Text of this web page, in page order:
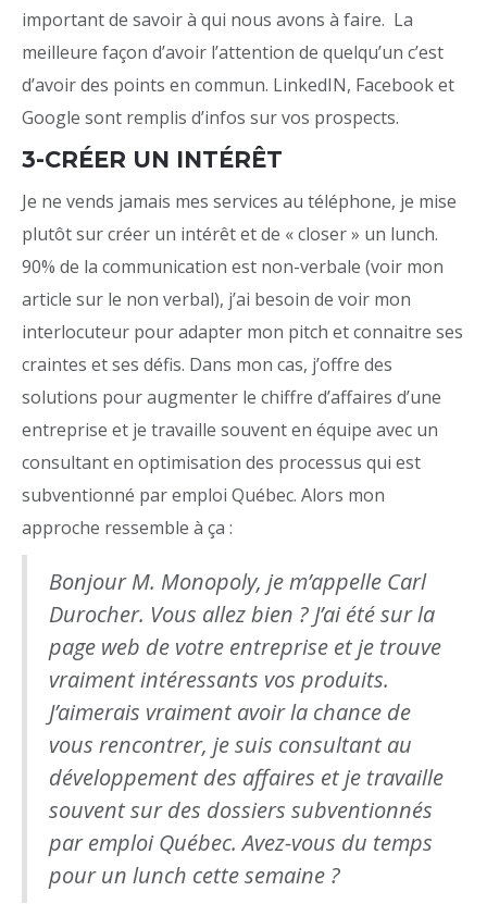
important de savoir à qui nous avons à faire. La
meilleure façon d’avoir l’attention de quelqu’un c’est
d’avoir des points en commun. LinkedIN, Facebook et
Google sont remplis d’infos sur vos prospects.
3-CRÉER UN INTÉRÊT
Je ne vends jamais mes services au téléphone, je mise
plutôt sur créer un intérêt et de « closer » un lunch.
90% de la communication est non-verbale (voir mon
article sur le non verbal), j’ai besoin de voir mon
interlocuteur pour adapter mon pitch et connaitre ses
craintes et ses défis. Dans mon cas, j’offre des
solutions pour augmenter le chiffre d’affaires d’une
entreprise et je travaille souvent en équipe avec un
consultant en optimisation des processus qui est
subventionné par emploi Québec. Alors mon
approche ressemble à ça :
Bonjour M. Monopoly, je m’appelle Carl
Durocher. Vous allez bien ? J’ai été sur la
page web de votre entreprise et je trouve
vraiment intéressants vos produits.
J’aimerais vraiment avoir la chance de
vous rencontrer, je suis consultant au
développement des affaires et je travaille
souvent sur des dossiers subventionnés
par emploi Québec. Avez-vous du temps
pour un lunch cette semaine ?